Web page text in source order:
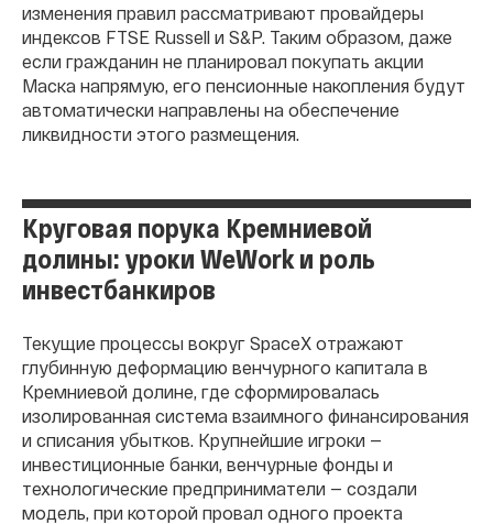
изменения правил рассматривают провайдеры
индексов FTSE Russell и S&P. Таким образом, даже
если гражданин не планировал покупать акции
Маска напрямую, его пенсионные накопления будут
автоматически направлены на обеспечение
ликвидности этого размещения.
Круговая порука Кремниевой
долины: уроки WeWork и роль
инвестбанкиров
Текущие процессы вокруг SpaceX отражают
глубинную деформацию венчурного капитала в
Кремниевой долине, где сформировалась
изолированная система взаимного финансирования
и списания убытков. Крупнейшие игроки —
инвестиционные банки, венчурные фонды и
технологические предприниматели — создали
модель, при которой провал одного проекта